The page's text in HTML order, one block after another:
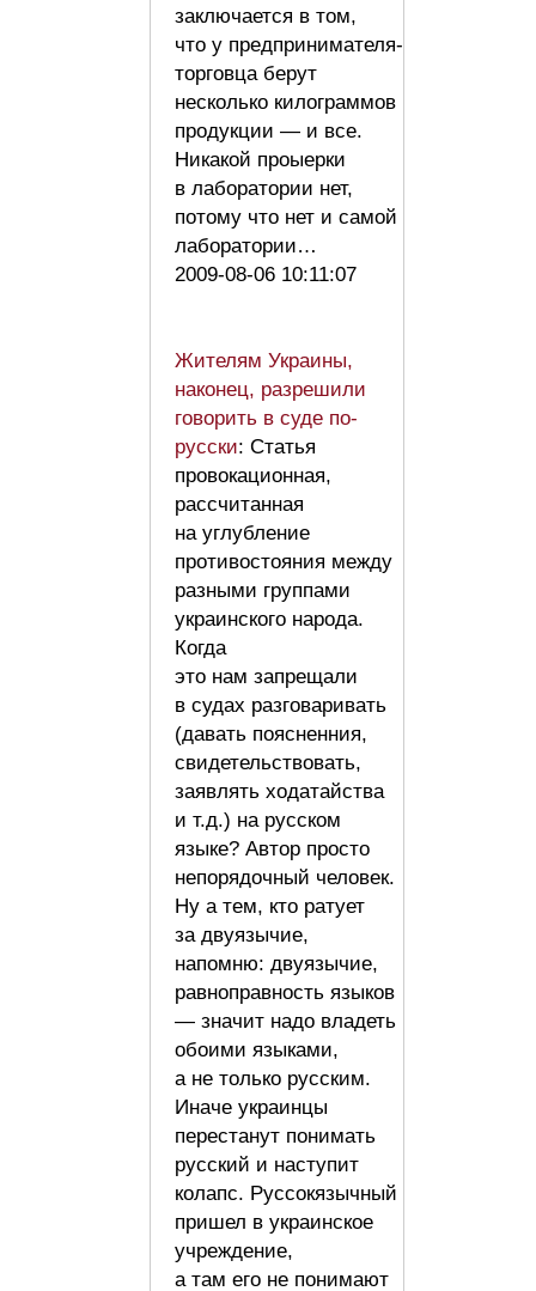
заключается в том,
что у предпринимателя-
торговца берут
несколько килограммов
продукции — и все.
Никакой проыерки
в лаборатории нет,
потому что нет и самой
лаборатории…
2009-08-06 10:11:07
Жителям Украины,
наконец, разрешили
говорить в суде по-
русски: Статья
провокационная,
рассчитанная
на углубление
противостояния между
разными группами
украинского народа.
Когда
это нам запрещали
в судах разговаривать
(давать поясненния,
свидетельствовать,
заявлять ходатайства
и т.д.) на русском
языке? Автор просто
непорядочный человек.
Ну а тем, кто ратует
за двуязычие,
напомню: двуязычие,
равноправность языков
— значит надо владеть
обоими языками,
а не только русским.
Иначе украинцы
перестанут понимать
русский и наступит
колапс. Руссокязычный
пришел в украинское
учреждение,
а там его не понимают